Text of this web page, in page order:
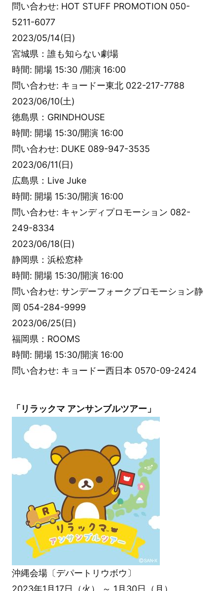
問い合わせ: HOT STUFF PROMOTION 050-
5211-6077
2023/05/14(日)
宮城県：誰も知らない劇場
時間: 開場 15:30 /開演 16:00
問い合わせ: キョードー東北 022-217-7788
2023/06/10(土)
徳島県：GRINDHOUSE
時間: 開場 15:30/開演 16:00
問い合わせ: DUKE 089-947-3535
2023/06/11(日)
広島県：Live Juke
時間: 開場 15:30/開演 16:00
問い合わせ: キャンディプロモーション 082-
249-8334
2023/06/18(日)
静岡県：浜松窓枠
時間: 開場 15:30/開演 16:00
問い合わせ: サンデーフォークプロモーション静
岡 054-284-9999
2023/06/25(日)
福岡県：ROOMS
時間: 開場 15:30/開演 16:00
問い合わせ: キョードー西日本 0570-09-2424
「リラックマ アンサンブルツアー」
沖縄会場〔デパートリウボウ〕
2023年1月17日（火） ～ 1月30日（月）